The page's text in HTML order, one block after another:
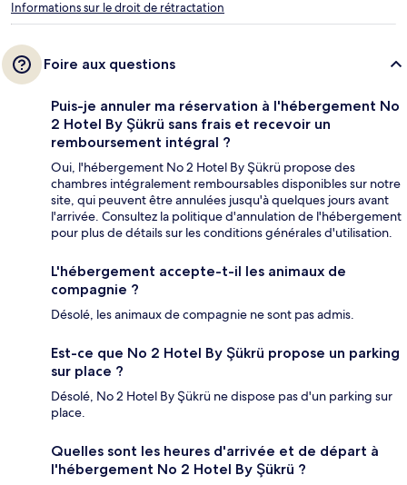
Informations sur le droit de rétractation
Foire aux questions
Puis-je annuler ma réservation à l'hébergement No
2 Hotel By Şükrü sans frais et recevoir un
remboursement intégral ?
Oui, l'hébergement No 2 Hotel By Şükrü propose des
chambres intégralement remboursables disponibles sur notre
site, qui peuvent être annulées jusqu'à quelques jours avant
l'arrivée. Consultez la politique d'annulation de l'hébergement
pour plus de détails sur les conditions générales d'utilisation.
L'hébergement accepte-t-il les animaux de
compagnie ?
Désolé, les animaux de compagnie ne sont pas admis.
Est-ce que No 2 Hotel By Şükrü propose un parking
sur place ?
Désolé, No 2 Hotel By Şükrü ne dispose pas d'un parking sur
place.
Quelles sont les heures d'arrivée et de départ à
l'hébergement No 2 Hotel By Şükrü ?